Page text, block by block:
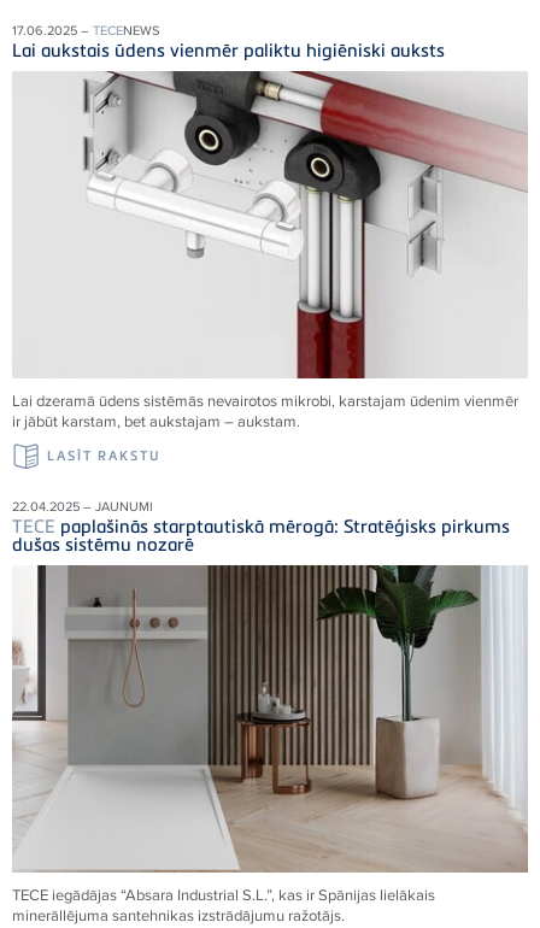
17.06.2025 – TECENEWS
Lai aukstais ūdens vienmēr paliktu higiēniski auksts
Lai dzeramā ūdens sistēmās nevairotos mikrobi, karstajam ūdenim vienmēr
ir jābūt karstam, bet aukstajam – aukstam.
LASĪT RAKSTU
22.04.2025 – JAUNUMI
TECE paplašinās starptautiskā mērogā: Stratēģisks pirkums
dušas sistēmu nozarē
TECE iegādājas “Absara Industrial S.L.”, kas ir Spānijas lielākais
minerāllējuma santehnikas izstrādājumu ražotājs.